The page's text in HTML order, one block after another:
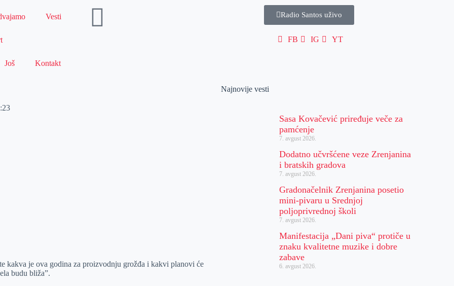
Vesti
Još Kontakt
Radio Santos uživo
FB IG YT
kakva je ova godina za proizvodnju grožđa i kakvi planovi će
budu bliža”.
Najnovije vesti
Sasa Kovačević priređuje veče za
pamćenje
7. avgust 2026.
Dodatno učvršćene veze Zrenjanina
i bratskih gradova
7. avgust 2026.
Gradonačelnik Zrenjanina posetio
mini-pivaru u Srednjoj
poljoprivrednoj školi
7. avgust 2026.
Manifestacija „Dani piva“ protiče u
znaku kvalitetne muzike i dobre
zabave
6. avgust 2026.